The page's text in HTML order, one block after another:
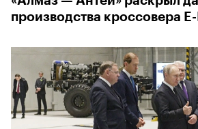
производства кроссовера